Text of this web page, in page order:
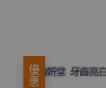
優惠